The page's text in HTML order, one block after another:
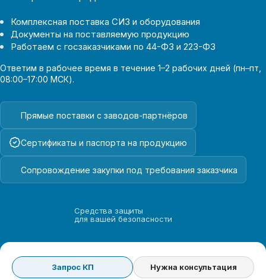
Комплексная поставка СИЗ и оборудования
Документы на поставляемую продукцию
Работаем с госзаказчиками по 44-ФЗ и 223-ФЗ
Ответим в рабочее время в течение 1–2 рабочих дней (пн–пт,
08:00–17:00 МСК).
Прямые поставки с заводов-партнёров
Сертификаты и паспорта на продукцию
Сопровождение закупки под требования заказчика
Средства защиты
для вашей безопасности
Запрос КП Нужна консультация